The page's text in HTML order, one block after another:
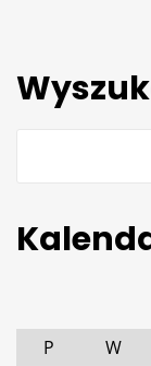
P W